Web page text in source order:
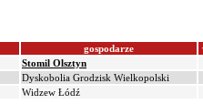
gospodarze
Stomil Olsztyn
Dyskobolia Grodzisk Wielkopolski
Widzew Łódź